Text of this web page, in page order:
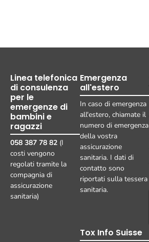
Linea telefonica
di consulenza
per le
emergenze di
bambini e
ragazzi
058 387 78 82 (I
costi vengono
regolati tramite la
compagnia di
assicurazione
sanitaria)
Emergenza
all'estero
In caso di emergenza
all'estero, chiamate il
numero di emergenza
della vostra
assicurazione
sanitaria. I dati di
contatto sono
riportati sulla tessera
sanitaria.
Tox Info Suisse